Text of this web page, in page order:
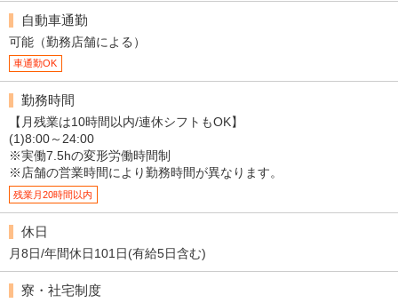
自動車通勤
可能（勤務店舗による）
車通勤OK
勤務時間
【月残業は10時間以内/連休シフトもOK】
(1)8:00～24:00
※実働7.5hの変形労働時間制
※店舗の営業時間により勤務時間が異なります。
残業月20時間以内
休日
月8日/年間休日101日(有給5日含む)
寮・社宅制度